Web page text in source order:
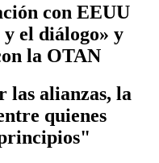
con EEUU
y el diálogo» y
la OTAN
alianzas, la
quienes